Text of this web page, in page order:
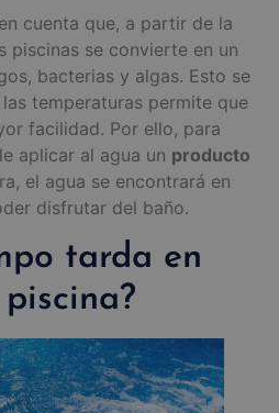
cuenta que, a partir de la
piscinas se convierte en un
bacterias y algas. Esto se
temperaturas permite que
facilidad. Por ello, para
aplicar al agua un producto
el agua se encontrará en
disfrutar del baño.
tarda en